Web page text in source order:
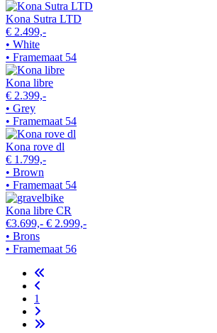
Kona Sutra LTD
€ 2.499,-
• White
• Framemaat 54
Kona libre
€ 2.399,-
• Grey
• Framemaat 54
Kona rove dl
€ 1.799,-
• Brown
• Framemaat 54
Kona libre CR
€3.699,- € 2.999,-
• Brons
• Framemaat 56
1